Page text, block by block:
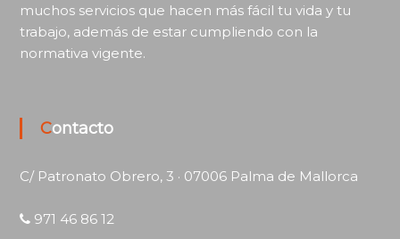
muchos servicios que hacen más fácil tu vida y tu
trabajo, además de estar cumpliendo con la
normativa vigente.
Contacto
C/ Patronato Obrero, 3 · 07006 Palma de Mallorca
971 46 86 12